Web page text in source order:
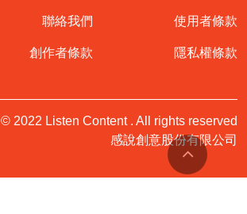
聯絡我們
創作者條款
使用者條款
隱私權條款
© 2022 Listen Content . All rights reserved
感說創意股份有限公司